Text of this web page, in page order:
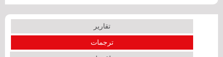
تقارير
ترجمات